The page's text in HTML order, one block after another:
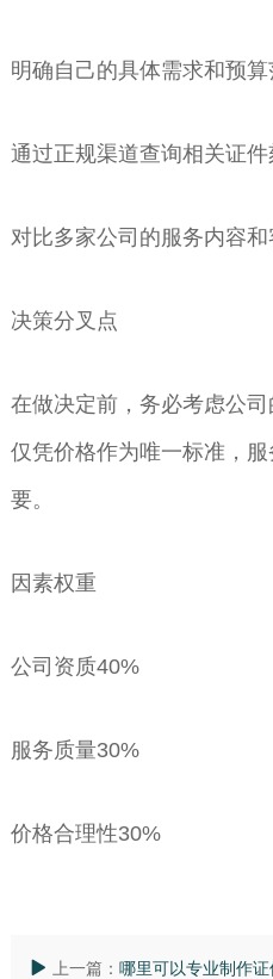
明确自己的具体需求和预算
通过正规渠道查询相关证
对比多家公司的服务内容
决策分叉点
在做决定前，务必考虑公
仅凭价格作为唯一标准，
要。
因素权重
公司资质40%
服务质量30%
价格合理性30%
上一篇： 哪里可以专业制作